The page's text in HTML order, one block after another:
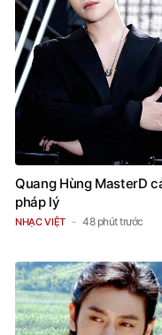
Quang Hùng MasterD
pháp lý
NHẠC VIỆT 48 phút trước